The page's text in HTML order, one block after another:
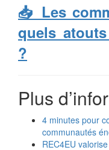
📥 Les
quels
?
Plus
4 minutes pour
communautés
REC4EU